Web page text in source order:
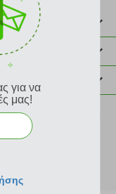
για να
μας!